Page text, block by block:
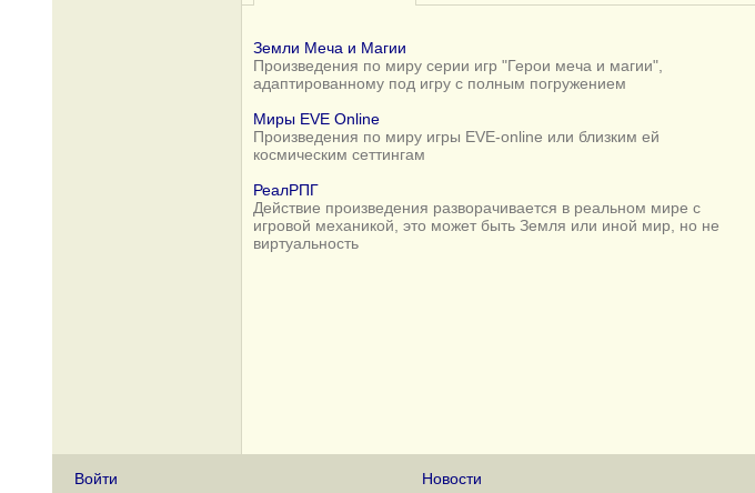
Земли Меча и Магии
Произведения по миру серии игр "Герои меча и магии",
адаптированному под игру с полным погружением
Миры EVE Online
Произведения по миру игры EVE-online или близким ей
космическим сеттингам
РеалРПГ
Действие произведения разворачивается в реальном мире с
игровой механикой, это может быть Земля или иной мир, но не
виртуальность
Войти Новости